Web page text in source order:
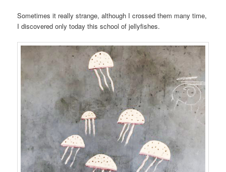
Sometimes it really strange, although I crossed them many time,
I discovered only today this school of jellyfishes.